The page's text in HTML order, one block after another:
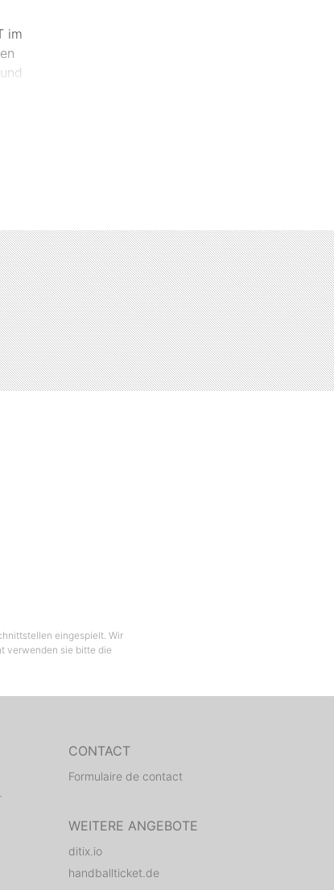
im
eingespielt. Wir
verwenden sie bitte die
CONTACT
Formulaire de contact
WEITERE ANGEBOTE
ditix.io
handballticket.de